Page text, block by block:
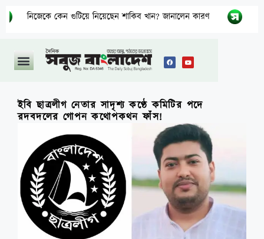
কেন গুটিয়ে নিয়েছেন শাকিব খান? জানালেন কারণ বিএনপির
ইবি ছাত্রলীগ নেতার সাদৃশ্য কণ্ঠে কমিটির পদে
রদবদলের গোপন কথোপকথন ফাঁস!